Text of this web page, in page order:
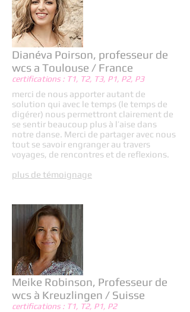
Dianéva Poirson, professeur de
wcs a Toulouse / France
certifications : T1, T2, T3, P1, P2, P3
merci de nous apporter autant de
solution qui avec le temps (le temps de
digérer) nous permettront clairement de
se sentir beaucoup plus à l’aise dans
notre danse. Merci de partager avec nous
tout se savoir engranger au travers
voyages, de rencontres et de reflexions.
plus de témoignage
Meike Robinson, Professeur de
wcs à Kreuzlingen / Suisse
certifications : T1, T2, P1, P2